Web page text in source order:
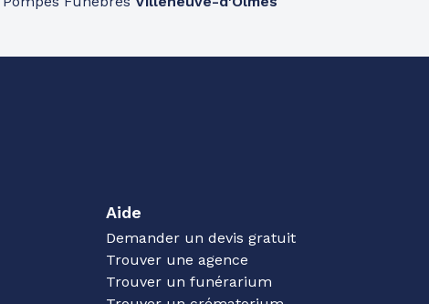
Aide
Demander un devis gratuit
Trouver une agence
Trouver un funérarium